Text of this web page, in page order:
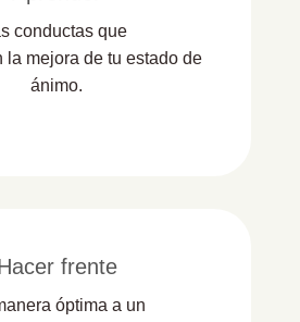
conductas que
la mejora de tu estado de
ánimo.
frente
óptima a un